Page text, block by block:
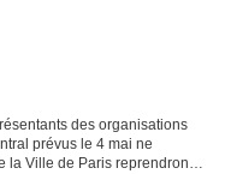
des organisations
prévus le 4 mai ne
la Ville de Paris reprendront